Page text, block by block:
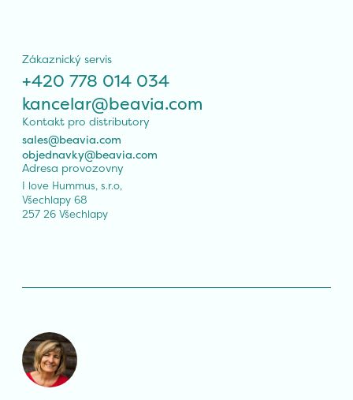
Zákaznický servis
+420 778 014 034
kancelar@beavia.com
Kontakt pro distributory
sales@beavia.com
objednavky@beavia.com
Adresa provozovny
I love Hummus, s.r.o,
Všechlapy 68
257 26 Všechlapy